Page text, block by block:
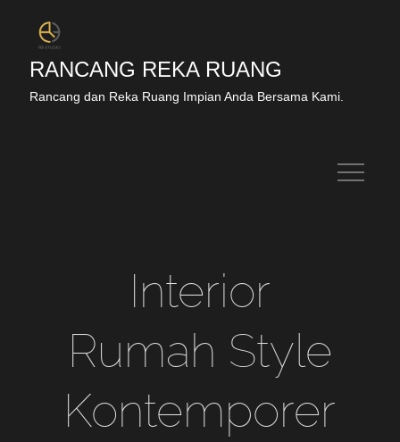
RANCANG REKA RUANG
Rancang dan Reka Ruang Impian Anda Bersama Kami.
Interior
Rumah Style
Kontemporer